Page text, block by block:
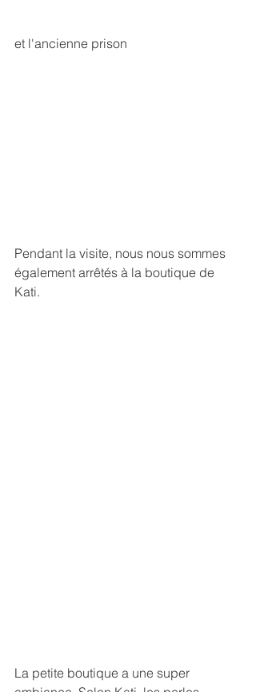
et l'ancienne prison
Pendant la visite, nous nous sommes
également arrêtés à la boutique de
Kati.
La petite boutique a une super